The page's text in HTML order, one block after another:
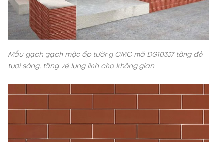
Mẫu gạch gạch mộc ốp tường CMC mã DG10337 tông đỏ
tươi sáng, tăng vẻ lung linh cho không gian